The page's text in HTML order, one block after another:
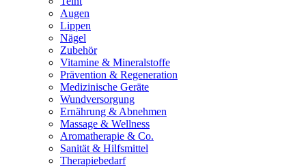
Augen
Lippen
Nägel
Zubehör
Vitamine & Mineralstoffe
Prävention & Regeneration
Medizinische Geräte
Wundversorgung
Ernährung & Abnehmen
Massage & Wellness
Aromatherapie & Co.
Sanität & Hilfsmittel
Therapiebedarf